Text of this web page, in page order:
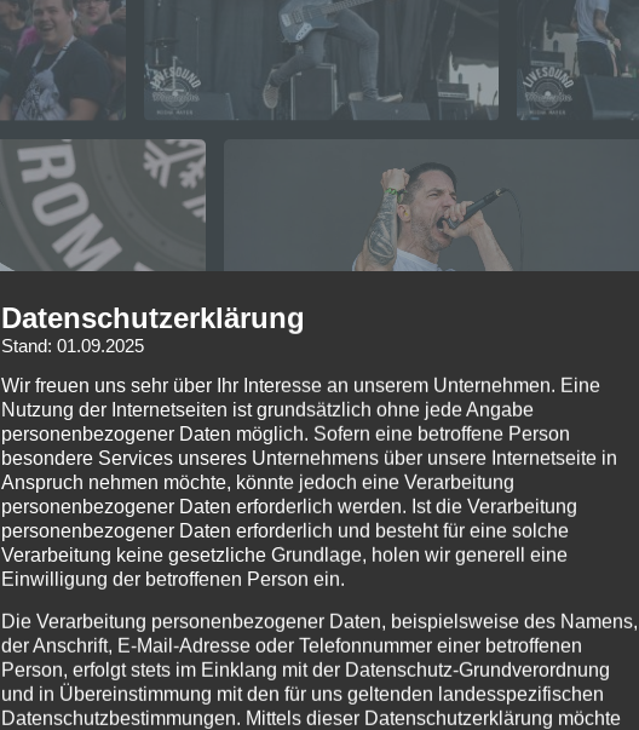
Datenschutzerklärung
Stand: 01.09.2025
Wir freuen uns sehr über Ihr Interesse an unserem Unternehmen. Eine
Nutzung der Internetseiten ist grundsätzlich ohne jede Angabe
personenbezogener Daten möglich. Sofern eine betroffene Person
besondere Services unseres Unternehmens über unsere Internetseite in
Anspruch nehmen möchte, könnte jedoch eine Verarbeitung
personenbezogener Daten erforderlich werden. Ist die Verarbeitung
personenbezogener Daten erforderlich und besteht für eine solche
Verarbeitung keine gesetzliche Grundlage, holen wir generell eine
Einwilligung der betroffenen Person ein.
Die Verarbeitung personenbezogener Daten, beispielsweise des Namens,
der Anschrift, E-Mail-Adresse oder Telefonnummer einer betroffenen
Person, erfolgt stets im Einklang mit der Datenschutz-Grundverordnung
und in Übereinstimmung mit den für uns geltenden landesspezifischen
Datenschutzbestimmungen. Mittels dieser Datenschutzerklärung möchte